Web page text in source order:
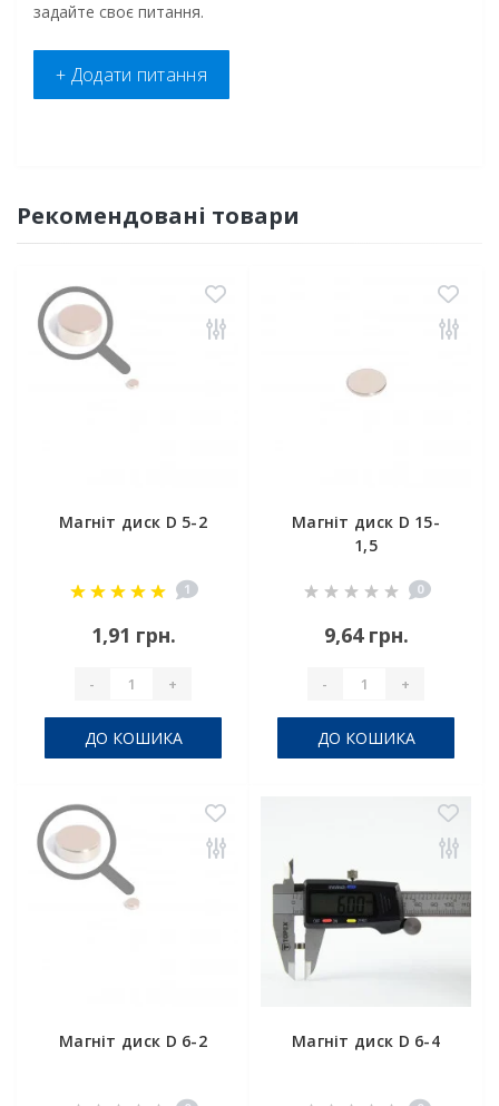
задайте своє питання.
+ Додати питання
Рекомендовані товари
Магніт диск D 5-2
1
1,91 грн.
- +
ДО КОШИКА
Магніт диск D 15-
1,5
0
9,64 грн.
- +
ДО КОШИКА
Магніт диск D 6-2 Магніт диск D 6-4